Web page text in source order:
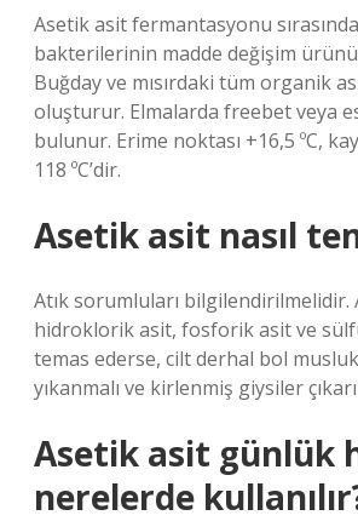
Asetik asit fermantasyonu
bakterilerinin madde değişim
Buğday ve mısırdaki tüm organik
oluşturur. Elmalarda freebet veya
bulunur. Erime noktası +16,5 ºC,
118 ºC’dir.
Asetik asit nasıl
Atık sorumluları bilgilendirilmelidir.
hidroklorik asit, fosforik asit ve
temas ederse, cilt derhal bol
yıkanmalı ve kirlenmiş giysiler
Asetik asit günlük
nerelerde